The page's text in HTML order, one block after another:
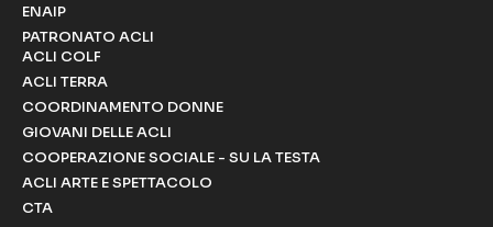
ENAIP
PATRONATO ACLI
ACLI COLF
ACLI TERRA
COORDINAMENTO DONNE
GIOVANI DELLE ACLI
COOPERAZIONE SOCIALE - SU LA TESTA
ACLI ARTE E SPETTACOLO
CTA